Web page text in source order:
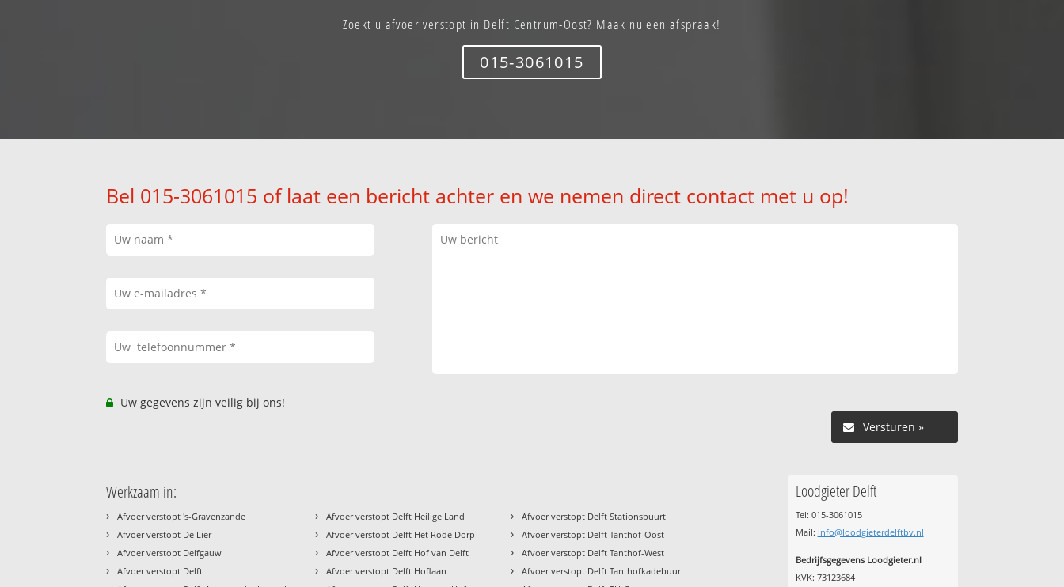
Zoekt u afvoer verstopt in Delft Centrum-Oost? Maak nu een afspraak!
015-3061015
Bel 015-3061015 of laat een bericht achter en we nemen direct contact met u op!
Uw gegevens zijn veilig bij ons!
Versturen »
Werkzaam in:
› Afvoer verstopt 's-Gravenzande
› Afvoer verstopt De Lier
› Afvoer verstopt Delfgauw
› Afvoer verstopt Delft
› Afvoer verstopt Delft Heilige Land
› Afvoer verstopt Delft Het Rode Dorp
› Afvoer verstopt Delft Hof van Delft
› Afvoer verstopt Delft Hoflaan
› Afvoer verstopt Delft Stationsbuurt
› Afvoer verstopt Delft Tanthof-Oost
› Afvoer verstopt Delft Tanthof-West
› Afvoer verstopt Delft Tanthofkadebuurt
Loodgieter Delft
Tel: 015-3061015
Mail: info@loodgieterdelftbv.nl
Bedrijfsgegevens Loodgieter.nl
KVK: 73123684